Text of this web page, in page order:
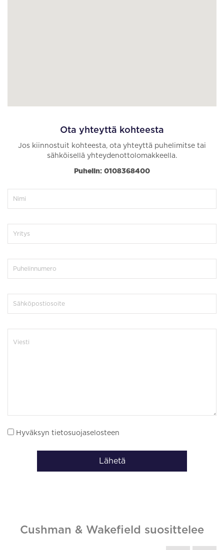
Ota yhteyttä kohteesta
Jos kiinnostuit kohteesta, ota yhteyttä puhelimitse tai
sähköisellä yhteydenottolomakkeella.
Puhelin: 0108368400
Hyväksyn tietosuojaselosteen
Lähetä
Cushman & Wakefield suosittelee